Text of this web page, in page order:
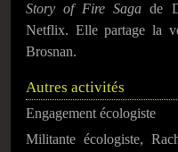
Story of Fire Saga de
Netflix. Elle partage la
Brosnan.
Autres activités
Engagement écologiste
Militante écologiste,